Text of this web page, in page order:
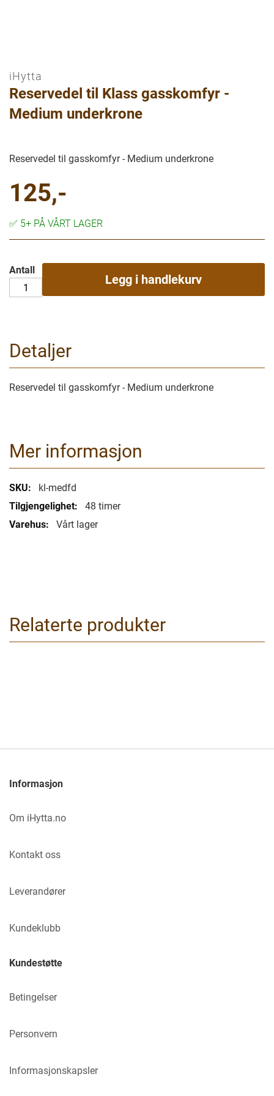
Gå
til
begynnelsen
av
iHytta
Reservedel til Klass gasskomfyr -
Medium underkrone
Reservedel til gasskomfyr - Medium underkrone
125,-
✅ 5+ PÅ VÅRT LAGER
Antall
Legg i handlekurv
Detaljer
Reservedel til gasskomfyr - Medium underkrone
Mer informasjon
Mer
informasjon
kl-medfd
48 timer
Vårt lager
Relaterte produkter
Informasjon
Om iHytta.no
Kontakt oss
Leverandører
Kundeklubb
Kundestøtte
Betingelser
Personvern
Informasjonskapsler